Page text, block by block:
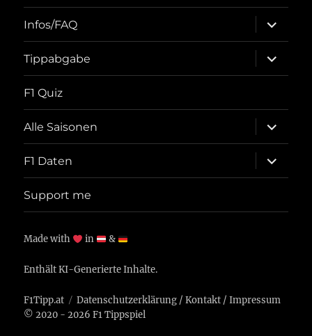
Infos/FAQ
öffnen
Tippabgabe
öffnen
F1 Quiz
Alle Saisonen
öffnen
F1 Daten
öffnen
Support me
Made with in &
Enthält KI-Generierte Inhalte.
F1Tipp.at Datenschutzerklärung /Kontakt /Impressum
© 2020 - 2026 F1 Tippspiel